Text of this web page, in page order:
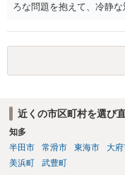
ろな問題を抱えて、冷静
近くの市区町村を選び
知多
半田市
常滑市 東海市 大府
美浜町
武豊町